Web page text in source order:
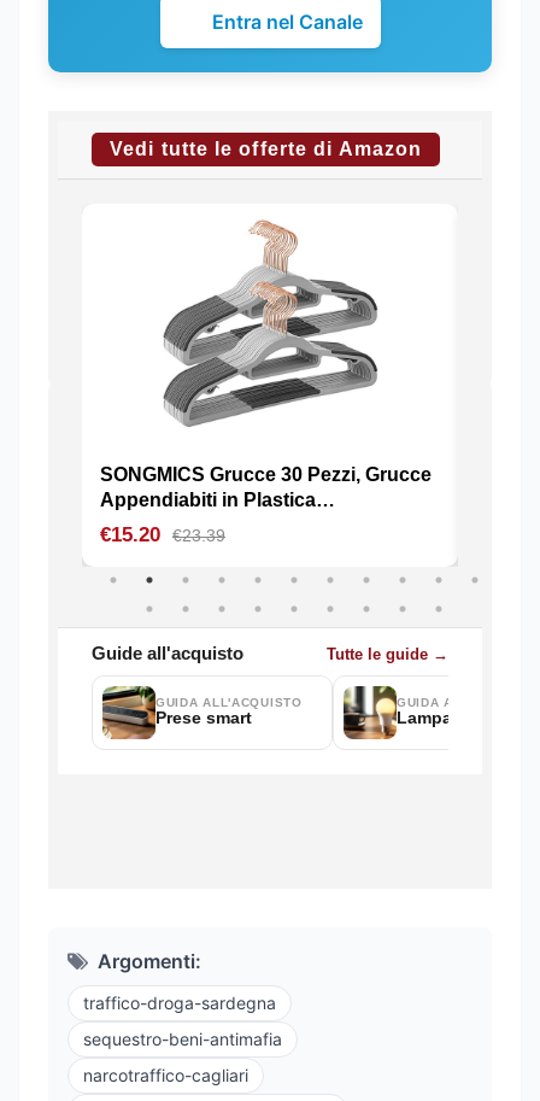
Entra nel Canale
Argomenti:
traffico-droga-sardegna
sequestro-beni-antimafia
narcotraffico-cagliari